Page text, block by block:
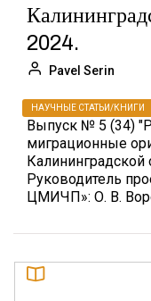
2024.
Pavel Serin
НАУЧНЫЕ СТАТЬИ/КНИГИ
Выпуск № 5 (34)
миграционные
Калининградской
Руководитель
ЦМИЧП»: О. В.